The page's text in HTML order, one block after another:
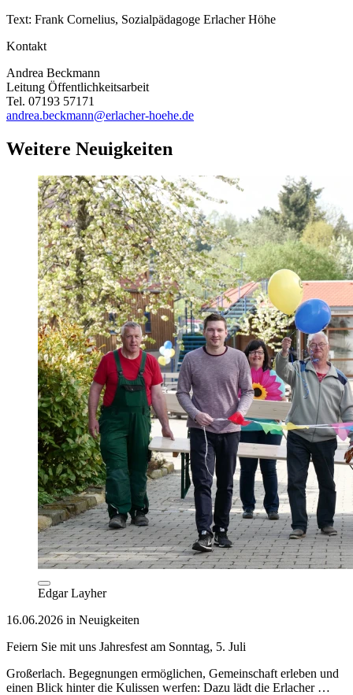
Text: Frank Cornelius, Sozialpädagoge Erlacher Höhe
Kontakt
Andrea Beckmann
Leitung Öffentlichkeitsarbeit
Tel. 07193 57171
andrea.beckmann@erlacher-hoehe.de
Weitere Neuigkeiten
Edgar Layher
16.06.2026 in Neuigkeiten
Feiern Sie mit uns Jahresfest am Sonntag, 5. Juli
Großerlach. Begegnungen ermöglichen, Gemeinschaft erleben und
einen Blick hinter die Kulissen werfen: Dazu lädt die Erlacher …